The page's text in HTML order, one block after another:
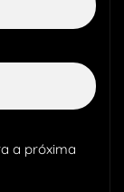
a próxima